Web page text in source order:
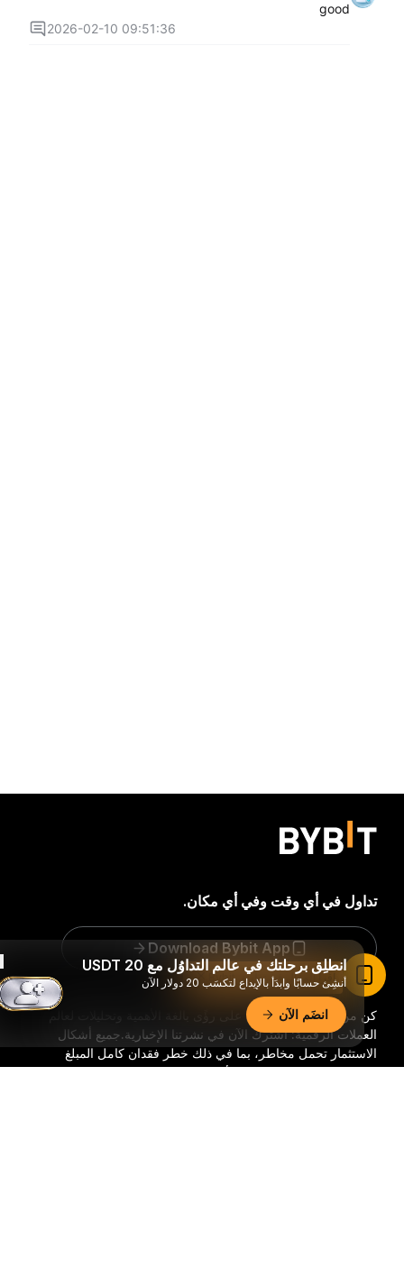
good
2026-02-10 09:51:36
كن من السباقين للحصول على رؤًى بالغة الأهمية وتحليلات لعالم
العملات الرقمية: اشترك الآن في نشرتنا الإخبارية.جميع أشكال
الاستثمار تحمل مخاطر، بما في ذلك خطر فقدان كامل المبلغ
المستثمر. وقد لا تكون هذه الأنشطة مناسبة للجميع.
تداول في أي وقت وفي أي مكان.
Download Bybit App
انطلِق برحلتك في عالم التداوُل مع 20 USDT
أنشِئ حسابًا وابدَأ بالإيداع لتكسَب 20 دولار الآن
انضَم الآن
اقرأ المقال في تطبيق Bybit